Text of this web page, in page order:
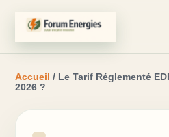
Accueil / Le Tarif Réglementé
2026 ?